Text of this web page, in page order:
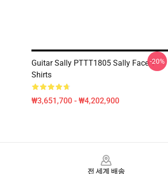
Guitar Sally PTTT1805 Sally Face T-
Shirts
₩3,651,700 - ₩4,202,900
-20%
전 세계 배송